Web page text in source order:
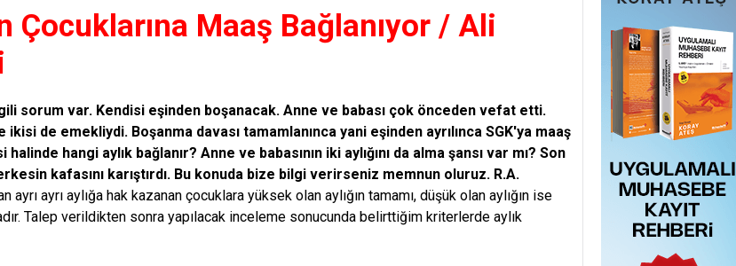
Çocuklarına Maaş Bağlanıyor / Ali
sorum var. Kendisi eşinden boşanacak. Anne ve babası çok önceden vefat etti.
de emekliydi. Boşanma davası tamamlanınca yani eşinden ayrılınca SGK'ya maaş
hangi aylık bağlanır? Anne ve babasının iki aylığını da alma şansı var mı? Son
kafasını karıştırdı. Bu konuda bize bilgi verirseniz memnun oluruz. R.A.
ayrı ayrı aylığa hak kazanan çocuklara yüksek olan aylığın tamamı, düşük olan aylığın ise
Talep verildikten sonra yapılacak inceleme sonucunda belirttiğim kriterlerde aylık